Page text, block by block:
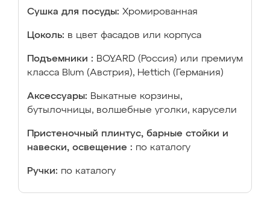
Сушка для посуды: Хромированная
Цоколь: в цвет фасадов или корпуса
Подъемники : BOYARD (Россия) или премиум
класса Blum (Австрия), Hettich (Германия)
Аксессуары: Выкатные корзины,
бутылочницы, волшебные уголки, карусели
Пристеночный плинтус, барные стойки и
навески, освещение : по каталогу
Ручки: по каталогу